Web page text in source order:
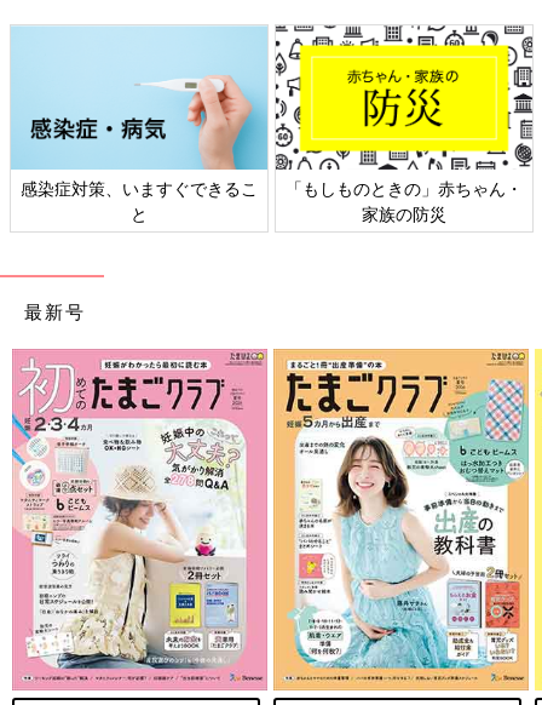
赤ちゃん・
日本外来小児科学会リーフレッ
六星占術 細木かお
最新号